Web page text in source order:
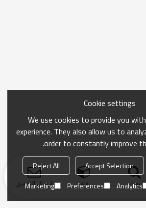
بحث فئة ارسال التحقيق
Cookie settings
We use cookies to provide you
experience. They also allow us to
order to constantly improve
Accept Selection
Reject All
Analytics
Preferences
Marketing